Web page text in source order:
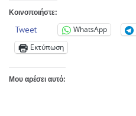
Κοινοποιήστε:
Tweet WhatsApp
Εκτύπωση
Μου αρέσει αυτό: